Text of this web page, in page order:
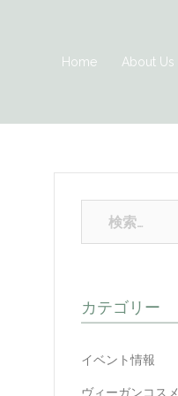
Home About Us
カテゴリー
イベント情報
ヴィーガンコスメ